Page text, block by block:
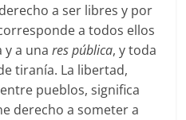
a ser libres y por
a todos ellos
y a unares pública, y toda
tiranía. La libertad,
pueblos, significa
derecho a someter a